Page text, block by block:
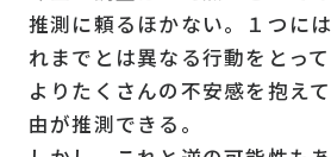
推測に頼るほかない。１つに
れまでとは異なる行動をとっ
よりたくさんの不安感を抱え
由が推測できる。